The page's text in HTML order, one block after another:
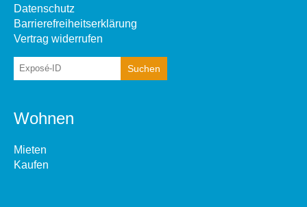
Datenschutz
Barrierefreiheitserklärung
Vertrag widerrufen
Wohnen
Mieten
Kaufen